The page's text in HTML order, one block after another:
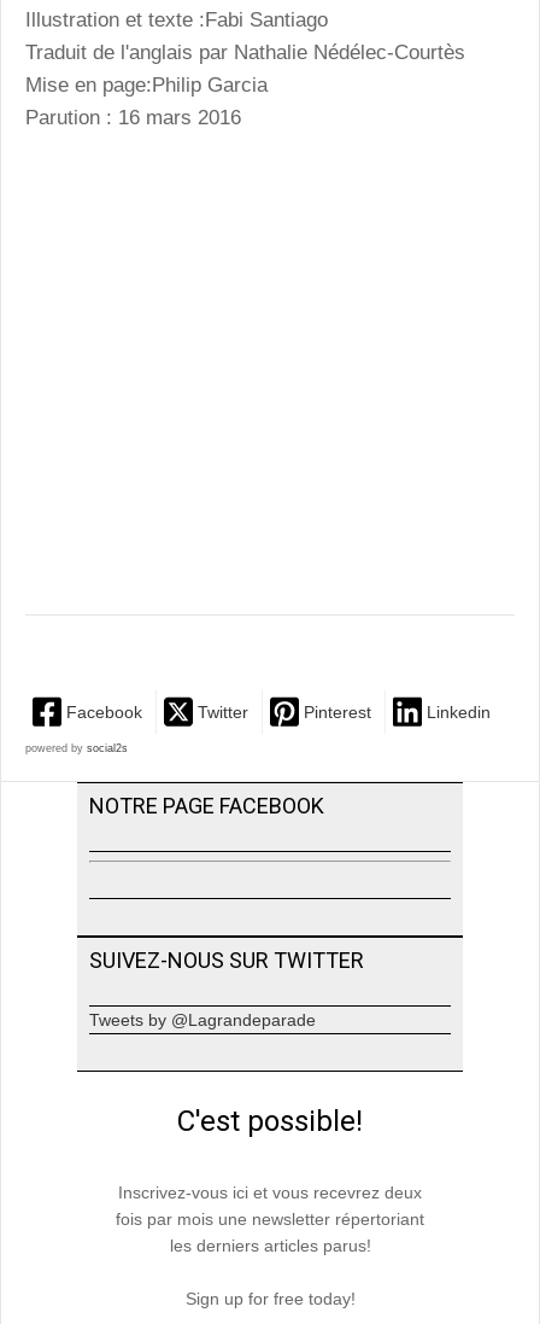
Illustration et texte :Fabi Santiago
Traduit de l'anglais par Nathalie Nédélec-Courtès
Mise en page:Philip Garcia
Parution : 16 mars 2016
Facebook Twitter Pinterest Linkedin
powered by social2s
NOTRE PAGE FACEBOOK
SUIVEZ-NOUS SUR TWITTER
Tweets by @Lagrandeparade
C'est possible!
Inscrivez-vous ici et vous recevrez deux
fois par mois une newsletter répertoriant
les derniers articles parus!
Sign up for free today!